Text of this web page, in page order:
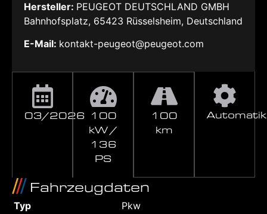
03/2026
100
kW /
136
PS
100
km
Automatik
Fahrzeugdaten
Typ Pkw
Hersteller: PEUGEOT DEUTSCHLAND GMBH
Bahnhofsplatz, 65423 Rüsselsheim, Deutschland
E-Mail: kontakt-peugeot@peugeot.com